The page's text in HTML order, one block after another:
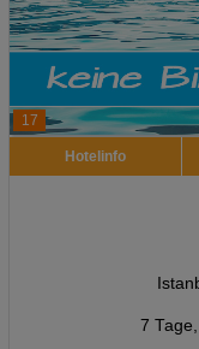
17
Hotelinfo
7 Tage,